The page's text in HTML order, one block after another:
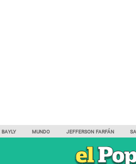
MUNDO JEFFERSON FARFÁN